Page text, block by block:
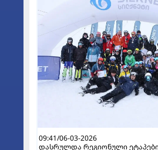
09:41/06-03-2026
დასრულდა რეგიონული